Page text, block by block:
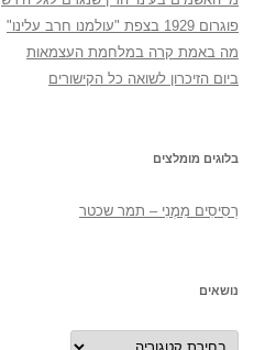
פוגרום 1929 בצפת "עולמנו חרב עלינו"
מה באמת קרה במלחמת העצמאות
ביום הזיכרון לשואה כל הקישורים
בלוגים מומלצים
רְסִיסִים מִמֶנִי – תמר שכטר
נושאים
נושאים